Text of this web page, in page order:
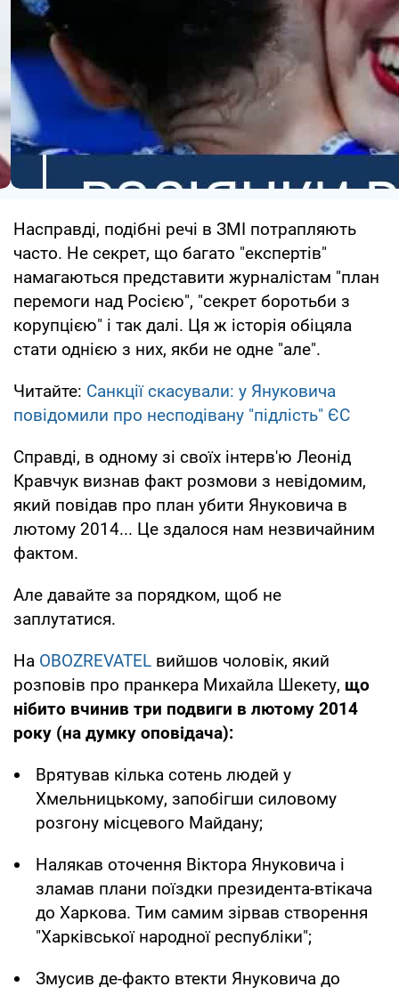
Насправді, подібні речі в ЗМІ потрапляють
часто. Не секрет, що багато "експертів"
намагаються представити журналістам "план
перемоги над Росією", "секрет боротьби з
корупцією" і так далі. Ця ж історія обіцяла
стати однією з них, якби не одне "але".
Читайте: Санкції скасували: у Януковича
повідомили про несподівану "підлість" ЄС
Справді, в одному зі своїх інтерв'ю Леонід
Кравчук визнав факт розмови з невідомим,
який повідав про план убити Януковича в
лютому 2014... Це здалося нам незвичайним
фактом.
Але давайте за порядком, щоб не
заплутатися.
На OBOZREVATEL вийшов чоловік, який
розповів про пранкера Михайла Шекету, що
нібито вчинив три подвиги в лютому 2014
року (на думку оповідача):
Врятував кілька сотень людей у
Хмельницькому, запобігши силовому
розгону місцевого Майдану;
Налякав оточення Віктора Януковича і
зламав плани поїздки президента-втікача
до Харкова. Тим самим зірвав створення
"Харківської народної республіки";
Змусив де-факто втекти Януковича до